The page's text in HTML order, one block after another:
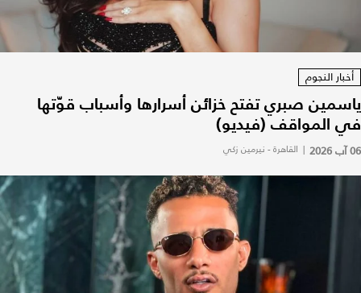
أخبار النجوم
ياسمين صبري تفتح خزائن أسرارها وأسباب قوّتها
في المواقف (فيديو)
06 آب 2026 | القاهرة - نيرمين زكي